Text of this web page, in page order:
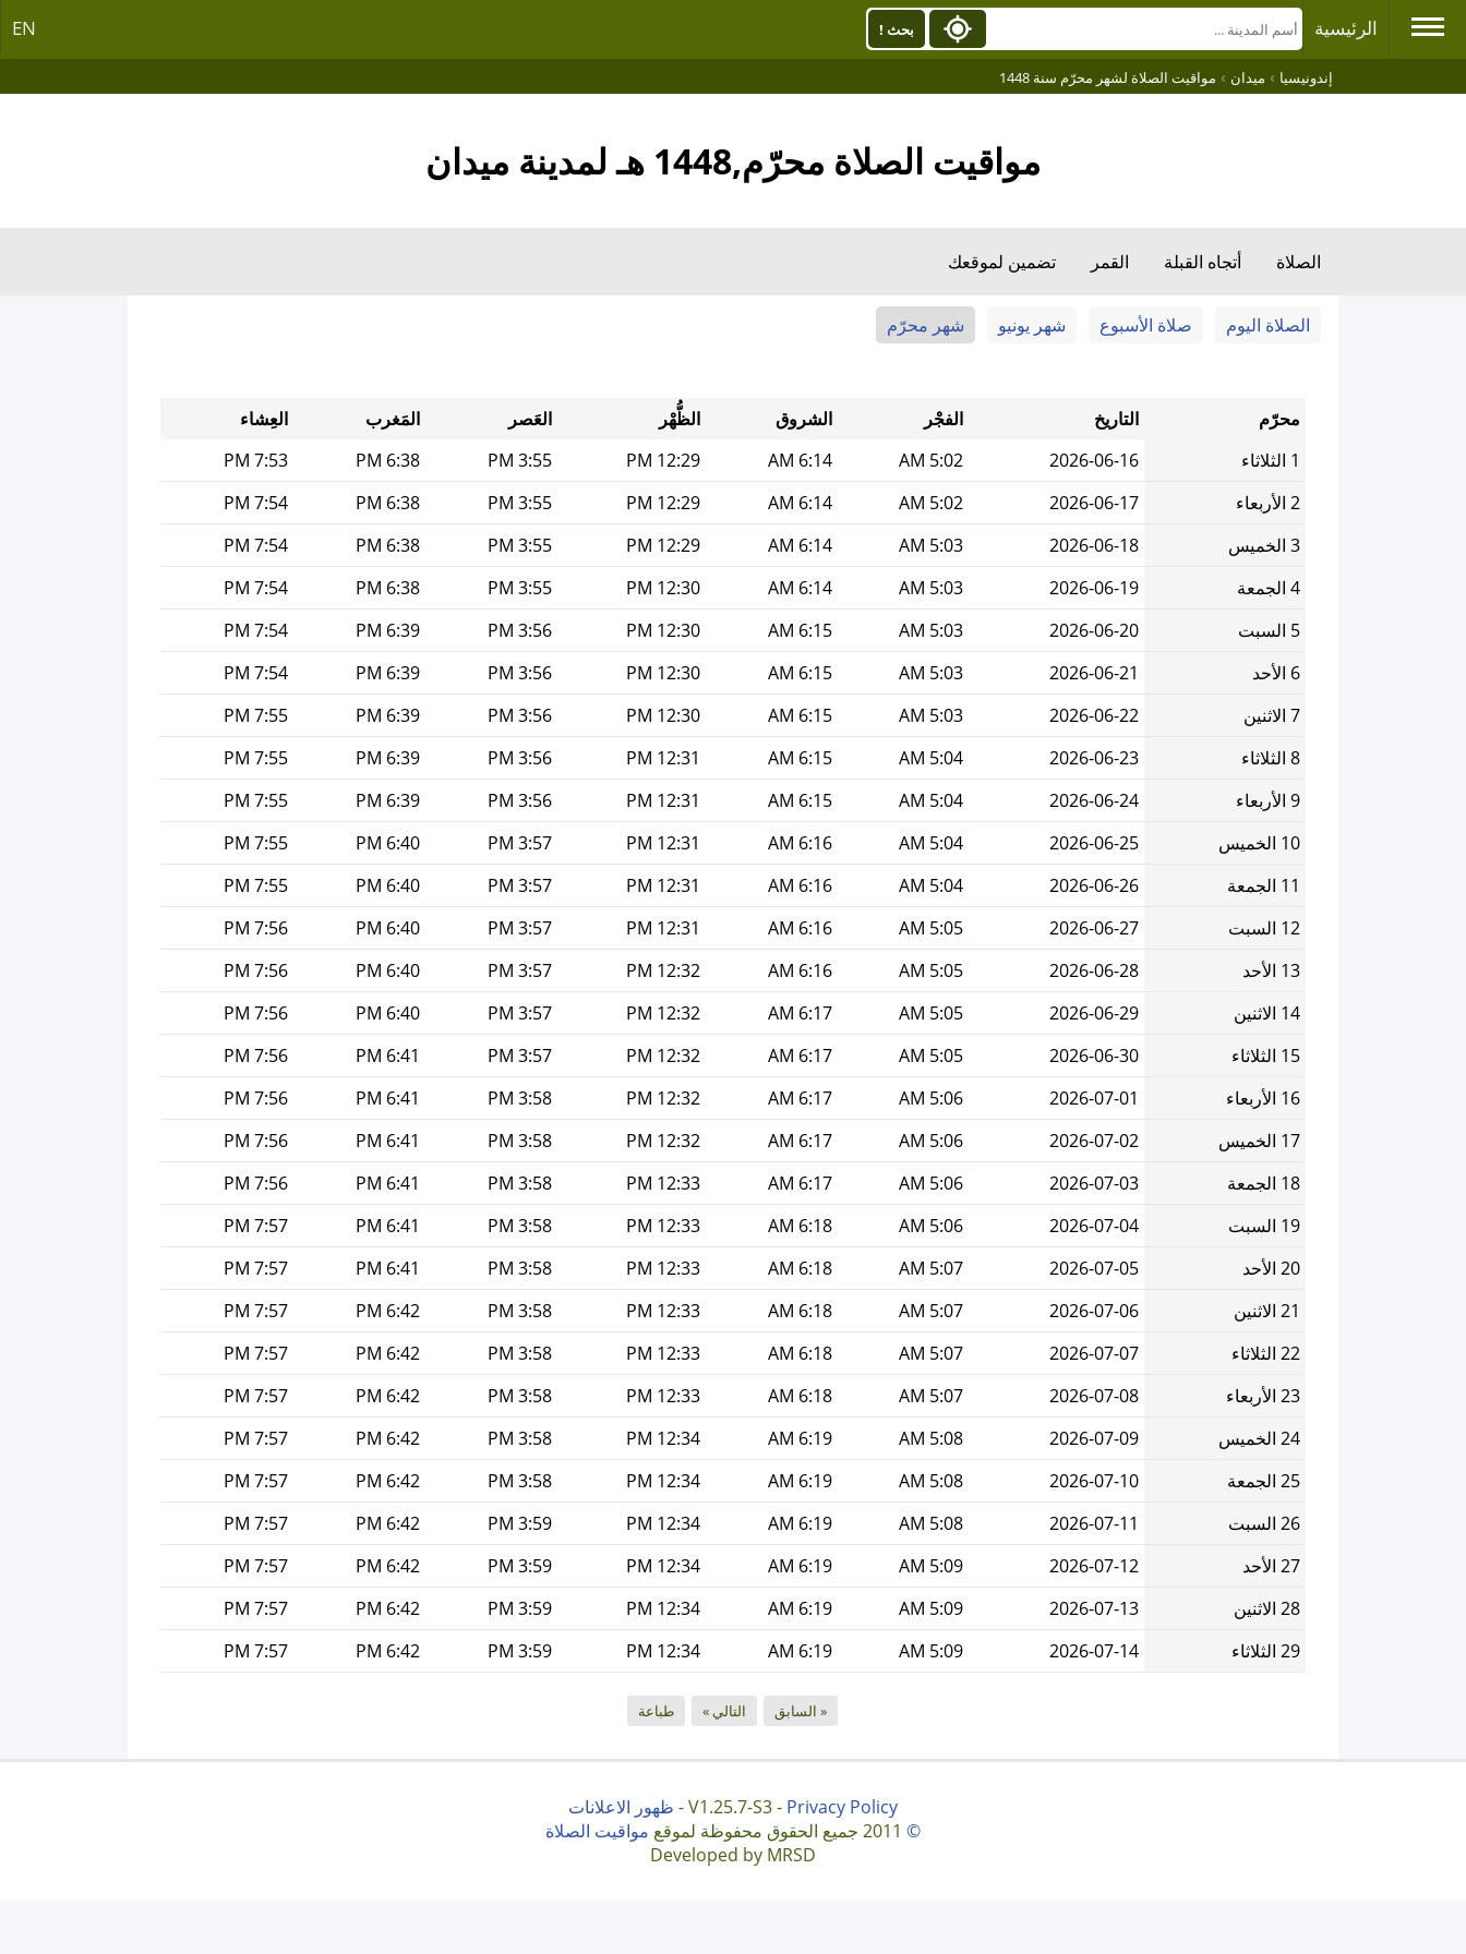
الرئيسية EN بحث !
إندونيسيا › ميدان › مواقيت الصلاة لشهر محرّم سنة 1448
مواقيت الصلاة محرّم,1448 هـ لمدينة ميدان
الصلاة أتجاه القبلة القمر تضمين لموقعك
الصلاة اليوم صلاة الأسبوع شهر يونيو شهر محرّم
محرّم التاريخ الفجْر الشروق الظُّهْر العَصر المَغرب
العِشاء
1 الثلاثاء
2026-06-16
5:02 AM
6:14 AM
12:29 PM
3:55 PM
6:38 PM
7:53 PM
2 الأربعاء
2026-06-17
5:02 AM
6:14 AM
12:29 PM
3:55 PM
6:38 PM
7:54 PM
3 الخميس
2026-06-18
5:03 AM
6:14 AM
12:29 PM
3:55 PM
6:38 PM
7:54 PM
4 الجمعة
2026-06-19
5:03 AM
6:14 AM
12:30 PM
3:55 PM
6:38 PM
7:54 PM
5 السبت
2026-06-20
5:03 AM
6:15 AM
12:30 PM
3:56 PM
6:39 PM
7:54 PM
6 الأحد
2026-06-21
5:03 AM
6:15 AM
12:30 PM
3:56 PM
6:39 PM
7:54 PM
7 الاثنين
2026-06-22
5:03 AM
6:15 AM
12:30 PM
3:56 PM
6:39 PM
7:55 PM
8 الثلاثاء
2026-06-23
5:04 AM
6:15 AM
12:31 PM
3:56 PM
6:39 PM
7:55 PM
9 الأربعاء
2026-06-24
5:04 AM
6:15 AM
12:31 PM
3:56 PM
6:39 PM
7:55 PM
10 الخميس
2026-06-25
5:04 AM
6:16 AM
12:31 PM
3:57 PM
6:40 PM
7:55 PM
11 الجمعة
2026-06-26
5:04 AM
6:16 AM
12:31 PM
3:57 PM
6:40 PM
7:55 PM
12 السبت
2026-06-27
5:05 AM
6:16 AM
12:31 PM
3:57 PM
6:40 PM
7:56 PM
13 الأحد
2026-06-28
5:05 AM
6:16 AM
12:32 PM
3:57 PM
6:40 PM
7:56 PM
14 الاثنين
2026-06-29
5:05 AM
6:17 AM
12:32 PM
3:57 PM
6:40 PM
7:56 PM
15 الثلاثاء
2026-06-30
5:05 AM
6:17 AM
12:32 PM
3:57 PM
6:41 PM
7:56 PM
16 الأربعاء
2026-07-01
5:06 AM
6:17 AM
12:32 PM
3:58 PM
6:41 PM
7:56 PM
17 الخميس
2026-07-02
5:06 AM
6:17 AM
12:32 PM
3:58 PM
6:41 PM
7:56 PM
18 الجمعة
2026-07-03
5:06 AM
6:17 AM
12:33 PM
3:58 PM
6:41 PM
7:56 PM
19 السبت
2026-07-04
5:06 AM
6:18 AM
12:33 PM
3:58 PM
6:41 PM
7:57 PM
20 الأحد
2026-07-05
5:07 AM
6:18 AM
12:33 PM
3:58 PM
6:41 PM
7:57 PM
21 الاثنين
2026-07-06
5:07 AM
6:18 AM
12:33 PM
3:58 PM
6:42 PM
7:57 PM
22 الثلاثاء
2026-07-07
5:07 AM
6:18 AM
12:33 PM
3:58 PM
6:42 PM
7:57 PM
23 الأربعاء
2026-07-08
5:07 AM
6:18 AM
12:33 PM
3:58 PM
6:42 PM
7:57 PM
24 الخميس
2026-07-09
5:08 AM
6:19 AM
12:34 PM
3:58 PM
6:42 PM
7:57 PM
25 الجمعة
2026-07-10
5:08 AM
6:19 AM
12:34 PM
3:58 PM
6:42 PM
7:57 PM
26 السبت
2026-07-11
5:08 AM
6:19 AM
12:34 PM
3:59 PM
6:42 PM
7:57 PM
27 الأحد
2026-07-12
5:09 AM
6:19 AM
12:34 PM
3:59 PM
6:42 PM
7:57 PM
28 الاثنين
2026-07-13
5:09 AM
6:19 AM
12:34 PM
3:59 PM
6:42 PM
7:57 PM
29 الثلاثاء
2026-07-14
5:09 AM
6:19 AM
12:34 PM
3:59 PM
6:42 PM
7:57 PM
« السابق التالي » طباعة
V1.25.7-S3 - Privacy Policy
- ظهور الاعلانات
©
مواقيت الصلاة
Developed by MRSD